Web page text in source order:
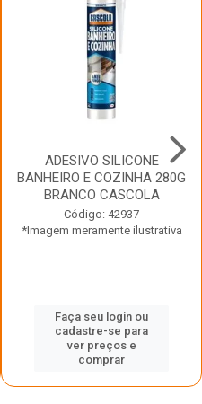
ADESIVO SILICONE
BANHEIRO E COZINHA 280G
BRANCO CASCOLA
Código: 42937
*Imagem meramente ilustrativa
Faça seu login ou
cadastre-se para
ver preços e
comprar